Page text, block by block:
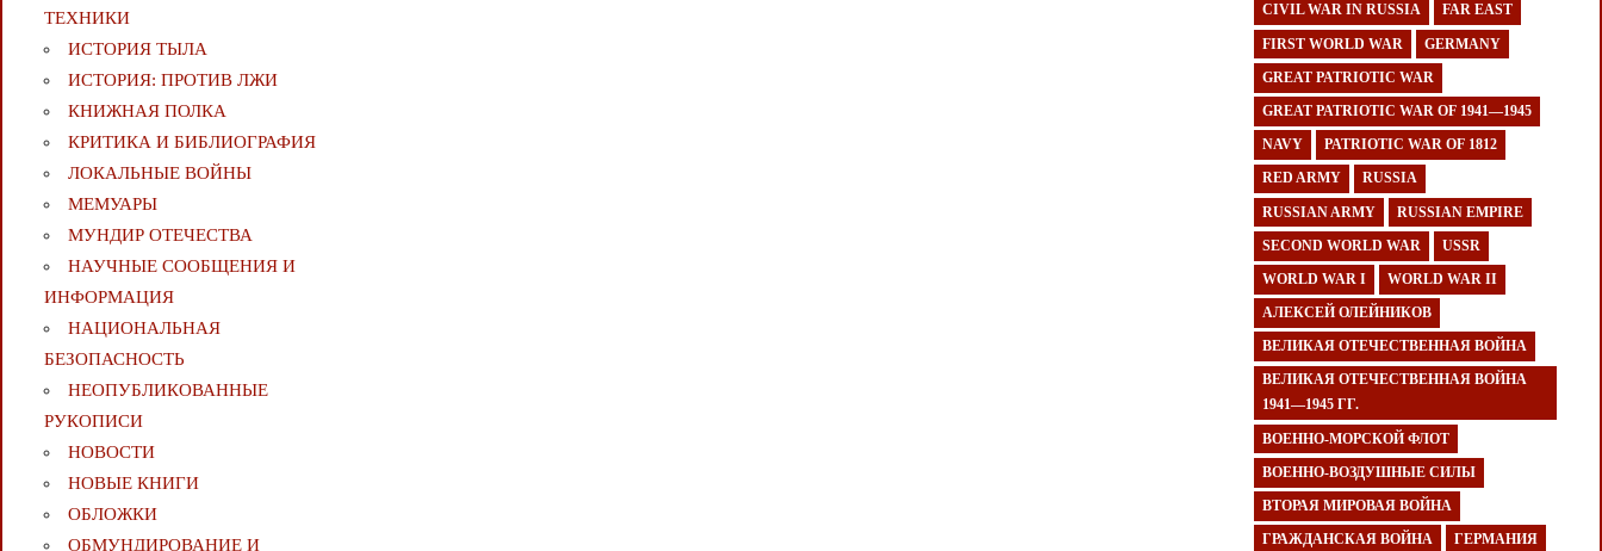
ТЕХНИКИ
ИСТОРИЯ ТЫЛА
ИСТОРИЯ: ПРОТИВ ЛЖИ
КНИЖНАЯ ПОЛКА
КРИТИКА И БИБЛИОГРАФИЯ
ЛОКАЛЬНЫЕ ВОЙНЫ
МЕМУАРЫ
МУНДИР ОТЕЧЕСТВА
НАУЧНЫЕ СООБЩЕНИЯ И
ИНФОРМАЦИЯ
НАЦИОНАЛЬНАЯ
БЕЗОПАСНОСТЬ
НЕОПУБЛИКОВАННЫЕ
РУКОПИСИ
НОВОСТИ
НОВЫЕ КНИГИ
ОБЛОЖКИ
ОБМУНДИРОВАНИЕ И
CIVIL WAR IN RUSSIA FAR EAST
FIRST WORLD WAR GERMANY
GREAT PATRIOTIC WAR
GREAT PATRIOTIC WAR OF 1941—1945
NAVY PATRIOTIC WAR OF 1812
RED ARMY RUSSIA
RUSSIAN ARMY RUSSIAN EMPIRE
SECOND WORLD WAR USSR
WORLD WAR I WORLD WAR II
АЛЕКСЕЙ ОЛЕЙНИКОВ
ВЕЛИКАЯ ОТЕЧЕСТВЕННАЯ ВОЙНА
ВЕЛИКАЯ ОТЕЧЕСТВЕННАЯ ВОЙНА
1941—1945 ГГ.
ВОЕННО-МОРСКОЙ ФЛОТ
ВОЕННО-ВОЗДУШНЫЕ СИЛЫ
ВТОРАЯ МИРОВАЯ ВОЙНА
ГРАЖДАНСКАЯ ВОЙНА ГЕРМАНИЯ